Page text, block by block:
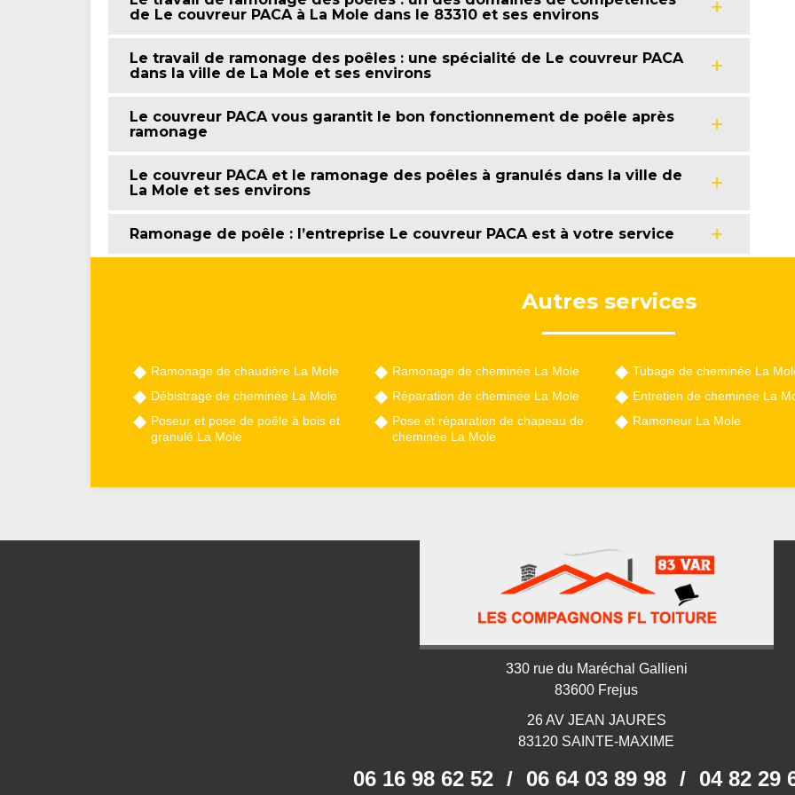
de Le couvreur PACA à La Mole dans le 83310 et ses environs
Le travail de ramonage des poêles : une spécialité de Le couvreur PACA
dans la ville de La Mole et ses environs
Le couvreur PACA vous garantit le bon fonctionnement de poêle après
ramonage
Le couvreur PACA et le ramonage des poêles à granulés dans la ville de
La Mole et ses environs
Ramonage de poêle : l’entreprise Le couvreur PACA est à votre service
Autres services
Ramonage de chaudière La Mole
Débistrage de cheminée La Mole
Poseur et pose de poêle à bois et
granulé La Mole
Ramonage de cheminée La Mole
Réparation de cheminée La Mole
Pose et réparation de chapeau de
cheminée La Mole
Tubage de cheminée La
Entretien de cheminée La
Ramoneur La Mole
330 rue du Maréchal Gallieni
83600 Frejus
26 AV JEAN JAURES
83120 SAINTE-MAXIME
06 16 98 62 52 / 06 64 03 89 98 / 04 82 29